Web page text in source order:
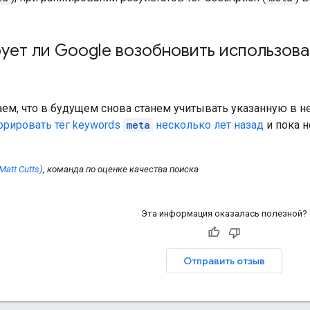
ли Google возобновить
что в будущем снова станем учитывать указанную в
тег keywords meta несколько лет назад и пока
Cutts) , команда по оценке качества поиска
Эта информация оказалась полезной?
Отправить отзыв